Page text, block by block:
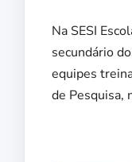
Na SESI
secundário
equipes
de Pesquisa,